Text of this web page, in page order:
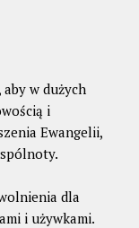
w dużych
i
Ewangelii,
dla
i używkami.